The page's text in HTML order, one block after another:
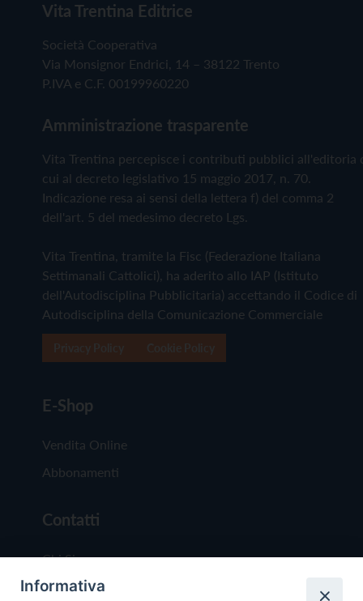
Vita Trentina Editrice
Società Cooperativa
Via Monsignor Endrici, 14 – 38122 Trento
P.IVA e C.F. 00199960220
Amministrazione trasparente
Vita Trentina percepisce i contributi pubblici all'editoria
cui al decreto legislativo 15 maggio 2017, n. 70.
Indicazione resa ai sensi della lettera f) del comma 2
dell'art. 5 del medesimo decreto Lgs.
Vita Trentina, tramite la Fisc (Federazione Italiana
Settimanali Cattolici), ha aderito allo IAP (Istituto
dell'Autodisciplina Pubblicitaria) accettando il Codice di
Autodisciplina della Comunicazione Commerciale
E-Shop
Vendita Online
Abbonamenti
Contatti
Chi Siamo
Redazione
Informativa